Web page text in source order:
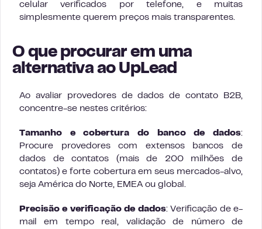
celular verificados por telefone, e muitas
simplesmente querem preços mais transparentes.
O que procurar em uma
alternativa ao UpLead
Ao avaliar provedores de dados de contato B2B,
concentre-se nestes critérios:
Tamanho e cobertura do banco de dados:
Procure provedores com extensos bancos de
dados de contatos (mais de 200 milhões de
contatos) e forte cobertura em seus mercados-alvo,
seja América do Norte, EMEA ou global.
Precisão e verificação de dados: Verificação de e-
mail em tempo real, validação de número de